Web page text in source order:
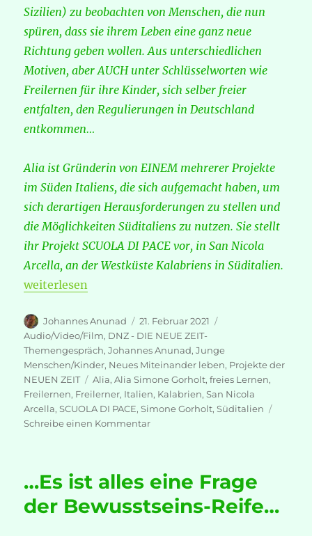
Sizilien) zu beobachten von Menschen, die nun
spüren, dass sie ihrem Leben eine ganz neue
Richtung geben wollen. Aus unterschiedlichen
Motiven, aber AUCH unter Schlüsselworten wie
Freilernen für ihre Kinder, sich selber freier
entfalten, den Regulierungen in Deutschland
entkommen…
Alia ist Gründerin von EINEM mehrerer Projekte
im Süden Italiens, die sich aufgemacht haben, um
sich derartigen Herausforderungen zu stellen und
die Möglichkeiten Süditaliens zu nutzen. Sie stellt
ihr Projekt SCUOLA DI PACE vor, in San Nicola
Arcella, an der Westküste Kalabriens in Süditalien.
„Freilerner-Projekt SCUOLA DI PACE, Süditalien“
weiterlesen
Autor
Johannes Anunad
Veröffentlicht
am
21. Februar 2021
Audio/Video/Film, DNZ - DIE NEUE ZEIT-
Themengespräch,Johannes Anunad,Junge
Menschen/Kinder, Neues Miteinander leben, Projekte der
NEUEN ZEIT
Schlagwörter
Alia,Alia Simone Gorholt,freies Lernen,
Freilernen, Freilerner, Italien, Kalabrien,San Nicola
Arcella,SCUOLA DI PACE,Simone Gorholt,Süditalien
Schreibe einen Kommentarzu
DI
PACE,
Süditalien
…Es ist alles eine Frage
der Bewusstseins-Reife…